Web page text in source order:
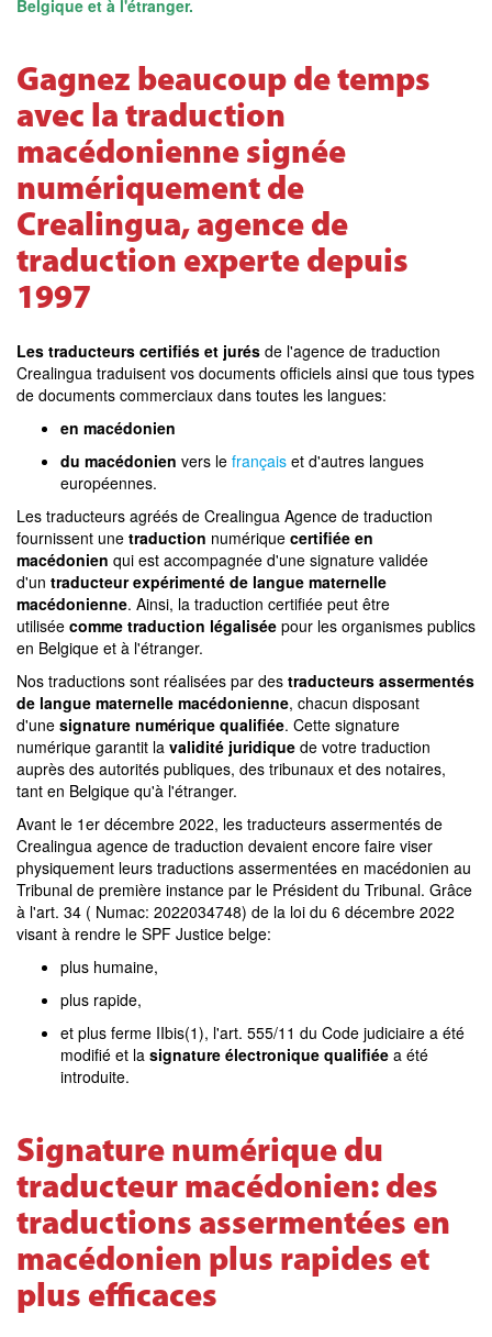
Belgique et à l'étranger.
Gagnez beaucoup de temps
avec la traduction
macédonienne signée
numériquement de
Crealingua, agence de
traduction experte depuis
1997
Les traducteurs certifiés et jurés de l'agence de traduction
Crealingua traduisent vos documents officiels ainsi que tous types
de documents commerciaux dans toutes les langues:
en macédonien
du macédonien vers le français et d'autres langues
européennes.
Les traducteurs agréés de Crealingua Agence de traduction
fournissent une traduction numérique certifiée en
macédonien qui est accompagnée d'une signature validée
d'un traducteur expérimenté de langue maternelle
macédonienne. Ainsi, la traduction certifiée peut être
utilisée comme traduction légalisée pour les organismes publics
en Belgique et à l'étranger.
Nos traductions sont réalisées par des traducteurs assermentés
de langue maternelle macédonienne, chacun disposant
d'une signature numérique qualifiée. Cette signature
numérique garantit la validité juridique de votre traduction
auprès des autorités publiques, des tribunaux et des notaires,
tant en Belgique qu'à l'étranger.
Avant le 1er décembre 2022, les traducteurs assermentés de
Crealingua agence de traduction devaient encore faire viser
physiquement leurs traductions assermentées en macédonien au
Tribunal de première instance par le Président du Tribunal. Grâce
à l'art. 34 ( Numac: 2022034748) de la loi du 6 décembre 2022
visant à rendre le SPF Justice belge:
plus humaine,
plus rapide,
et plus ferme IIbis(1), l'art. 555/11 du Code judiciaire a été
modifié et la signature électronique qualifiée a été
introduite.
Signature numérique du
traducteur macédonien: des
traductions assermentées en
macédonien plus rapides et
plus efficaces